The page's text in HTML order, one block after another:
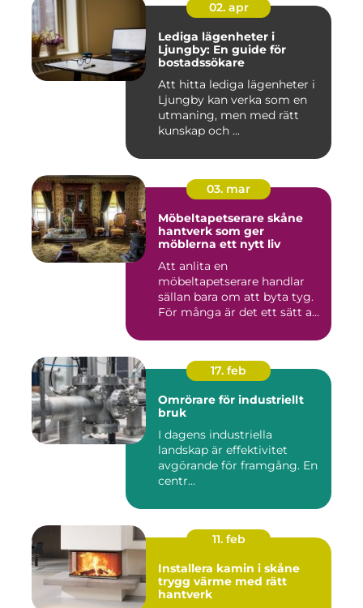
02. apr
Lediga lägenheter i
Ljungby: En guide för
bostadssökare
Att hitta lediga lägenheter i
Ljungby kan verka som en
utmaning, men med rätt
kunskap och ...
03. mar
Möbeltapetserare skåne
hantverk som ger
möblerna ett nytt liv
Att anlita en
möbeltapetserare handlar
sällan bara om att byta tyg.
För många är det ett sätt att
17. feb
Omrörare för industriellt
bruk
I dagens industriella
landskap är effektivitet
avgörande för framgång. En
centr...
11. feb
Installera kamin i skåne
trygg värme med rätt
hantverk